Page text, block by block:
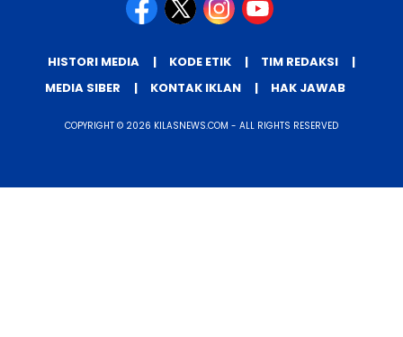
HISTORI MEDIA KODE ETIK
TIM REDAKSI
MEDIA SIBER
KONTAK IKLAN HAK JAWAB
COPYRIGHT © 2026 KILASNEWS.COM - ALL RIGHTS RESERVED